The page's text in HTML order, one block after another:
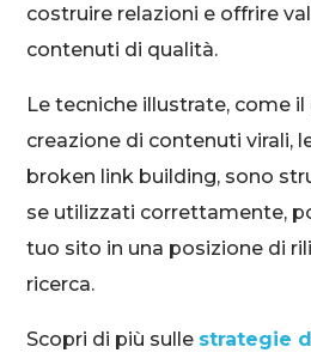
costruire relazioni e offrire
contenuti di qualità.
Le tecniche illustrate, come
creazione di contenuti virali,
broken link building, sono
se utilizzati correttamente,
tuo sito in una posizione di
ricerca.
Scopri di più sulle strategie